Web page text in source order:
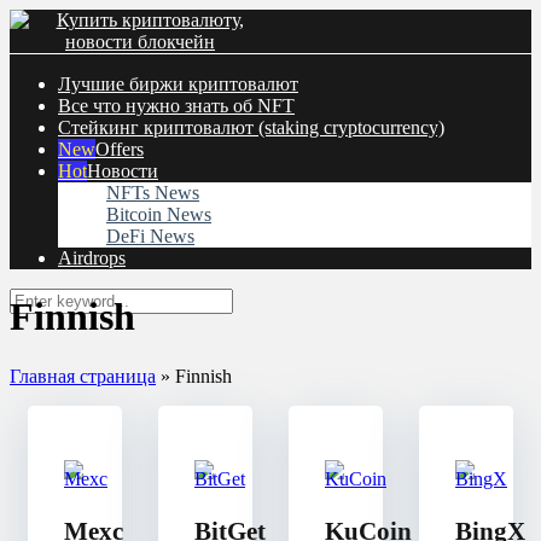
Лучшие биржи криптовалют
Все что нужно знать об NFT
Cтейкинг криптовалют (staking cryptocurrency)
Offers
Новости
NFTs News
Bitcoin News
DeFi News
Airdrops
Finnish
Главная страница » Finnish
Mexc BitGet KuCoin BingX